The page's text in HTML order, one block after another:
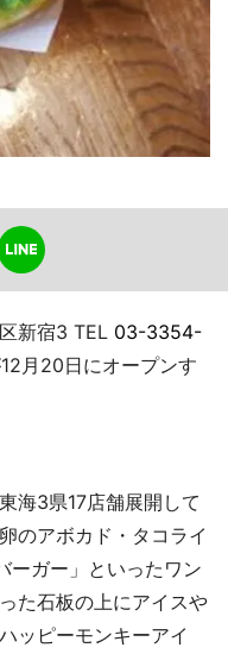
新宿3 TEL 03-3354-
月20日にオープンす
海3県17店舗展開して
のアボカド・タコライ
ーガー」といったワン
た石板の上にアイスや
ッピーモンキーアイ